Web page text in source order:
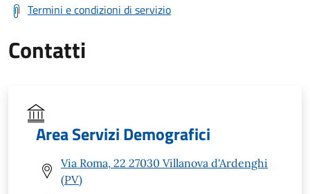
Termini e condizioni di servizio
Contatti
Area Servizi Demografici
Via Roma, 22 27030 Villanova d'Ardenghi
(PV)